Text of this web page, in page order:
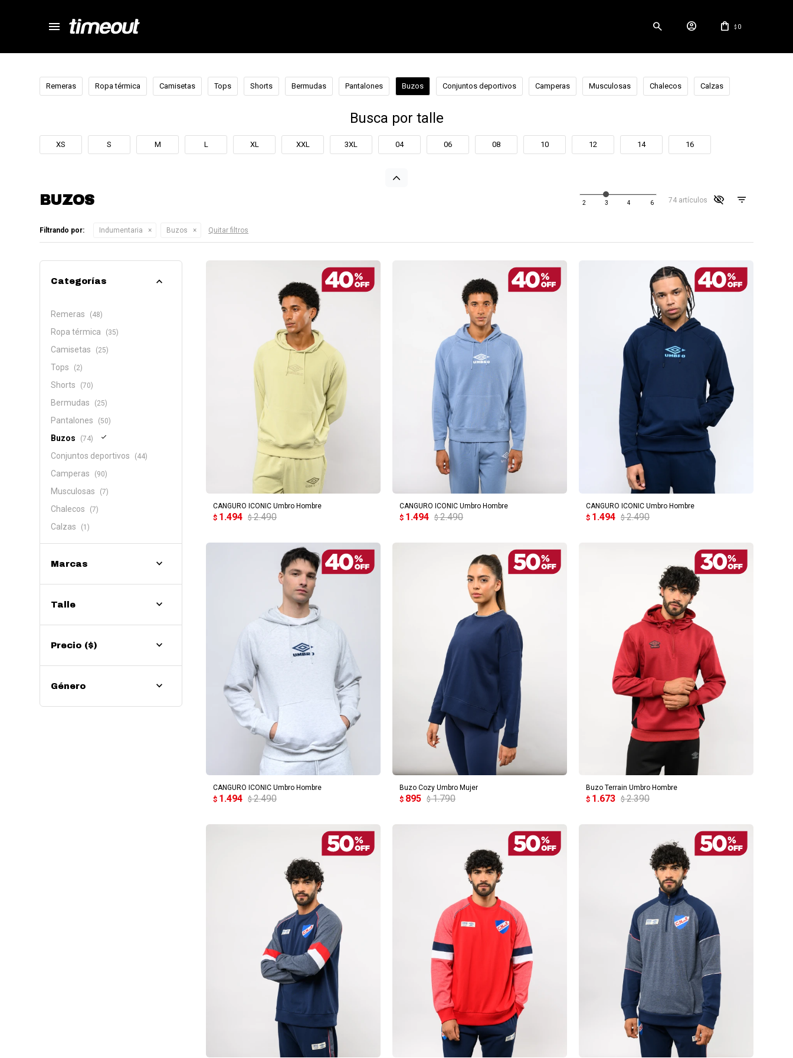
menu $ 0
Remeras Ropa térmica Camisetas Tops Shorts Bermudas Pantalones Buzos Conjuntos deportivos Camperas Musculosas Chalecos Calzas
Busca por talle
XS S M L XL XXL 3XL 04 06 08 10 12 14 16
BUZOS 74 artículos visibility_off
Filtrando por: Indumentaria Buzos Quitar filtros
CANGURO ICONIC Umbro Hombre
$ 1.494 $ 2.490
AGREGAR AL CARRITO
CANGURO ICONIC Umbro Hombre
$ 1.494 $ 2.490
AGREGAR AL CARRITO
CANGURO ICONIC Umbro Hombre
$ 1.494 $ 2.490
AGREGAR AL CARRITO
CANGURO ICONIC Umbro Hombre
$ 1.494 $ 2.490
AGREGAR AL CARRITO
Buzo Cozy Umbro Mujer
$ 895 $ 1.790
AGREGAR AL CARRITO
Buzo Terrain Umbro Hombre
$ 1.673 $ 2.390
AGREGAR AL CARRITO
AGREGAR AL CARRITO AGREGAR AL CARRITO AGREGAR AL CARRITO
Categorías
Remeras (48)
Ropa térmica (35)
Camisetas (25)
Tops (2)
Shorts (70)
Bermudas (25)
Pantalones (50)
Buzos (74)
Conjuntos deportivos (44)
Camperas (90)
Musculosas (7)
Chalecos (7)
Calzas (1)
Marcas
Talle
Precio ($)
Género
close
store
local_shipping
autorenew
percent